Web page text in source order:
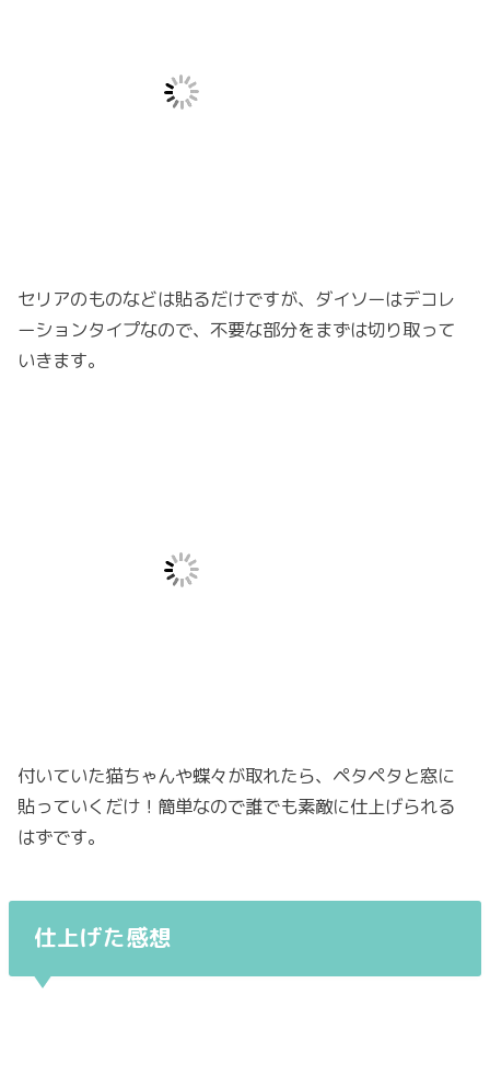
セリアのものなどは貼るだけですが、ダイソーはデコレ
ーションタイプなので、不要な部分をまずは切り取って
いきます。
付いていた猫ちゃんや蝶々が取れたら、ペタペタと窓に
貼っていくだけ！簡単なので誰でも素敵に仕上げられる
はずです。
仕上げた感想